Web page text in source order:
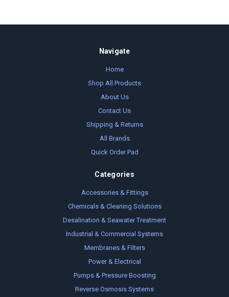
Navigate
Home
Shop All Products
About Us
Contact Us
Shipping & Returns
All Brands
Quick Order Pad
Categories
Accessories & Fittings
Chemicals & Cleaning Solutions
Desalination & Seawater Treatment
Industrial & Commercial Systems
Membranes & Filters
Power & Electrical
Pumps & Pressure Boosting
Reverse Osmosis Systems